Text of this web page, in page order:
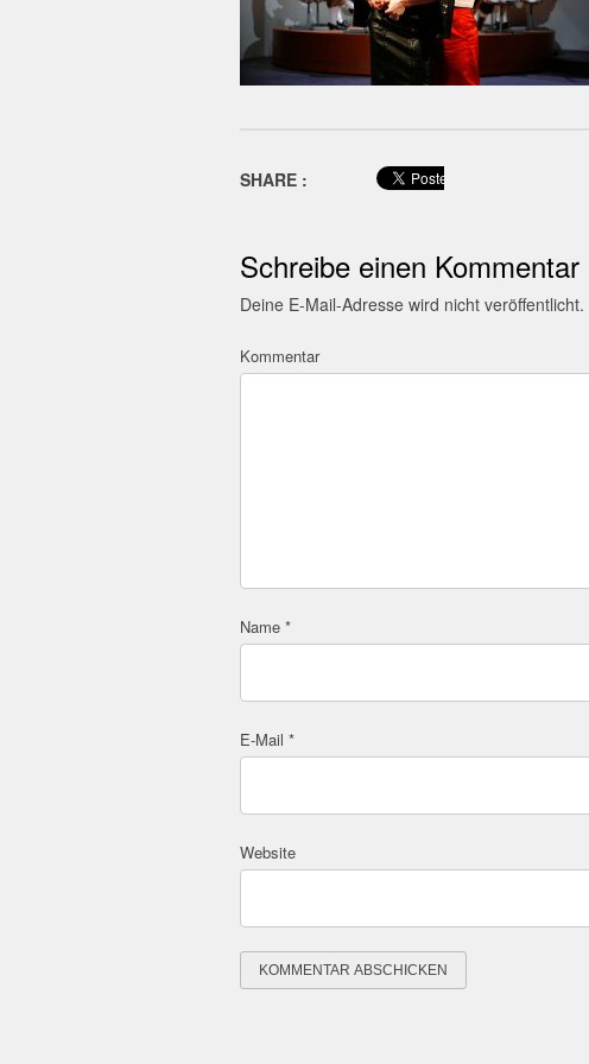
SHARE :
Schreibe einen Kommentar
Deine E-Mail-Adresse wird nicht veröffentlicht.
Kommentar
Name *
E-Mail *
Website